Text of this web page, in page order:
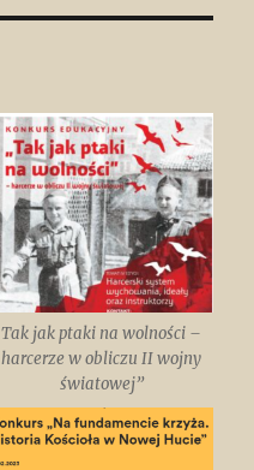
Tak jak ptaki na wolności –
harcerze w obliczu II wojny
światowej”